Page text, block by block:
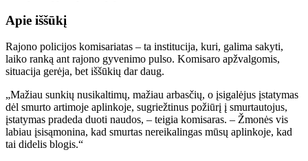
Apie iššūkį
Rajono policijos komisariatas – ta institucija, kuri, galima sakyti,
laiko ranką ant rajono gyvenimo pulso. Komisaro apžvalgomis,
situacija gerėja, bet iššūkių dar daug.
„Mažiau sunkių nusikaltimų, mažiau arbasčių, o įsigalėjus įstatymas
dėl smurto artimoje aplinkoje, sugriežtinus požiūrį į smurtautojus,
įstatymas pradeda duoti naudos, – teigia komisaras. – Žmonės vis
labiau įsisąmonina, kad smurtas nereikalingas mūsų aplinkoje, kad
tai didelis blogis.“